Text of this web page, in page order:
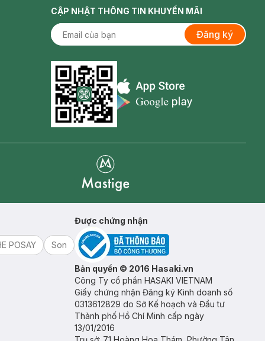
CẬP NHẬT THÔNG TIN KHUYẾN MÃI
Đăng ký
Appstore icon
POSAY
Son
Được chứng nhận
Bản quyền © 2016 Hasaki.vn
Công Ty cổ phần HASAKI VIETNAM
Giấy chứng nhận Đăng ký Kinh doanh số
0313612829 do Sở Kế hoạch và Đầu tư
Thành phố Hồ Chí Minh cấp ngày
13/01/2016